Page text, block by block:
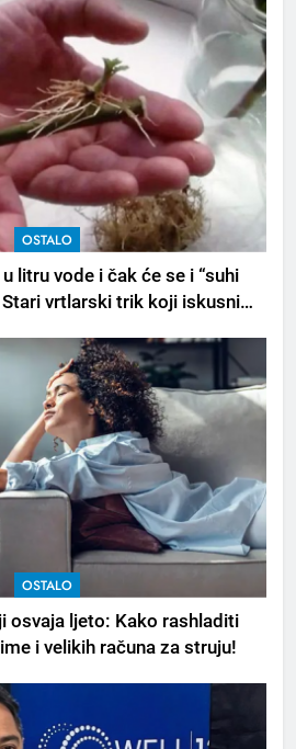
OSTALO
litru vode i čak će se i “suhi
vrtlarski trik koji iskusni
OSTALO
osvaja ljeto: Kako rashladiti
i velikih računa za struju!